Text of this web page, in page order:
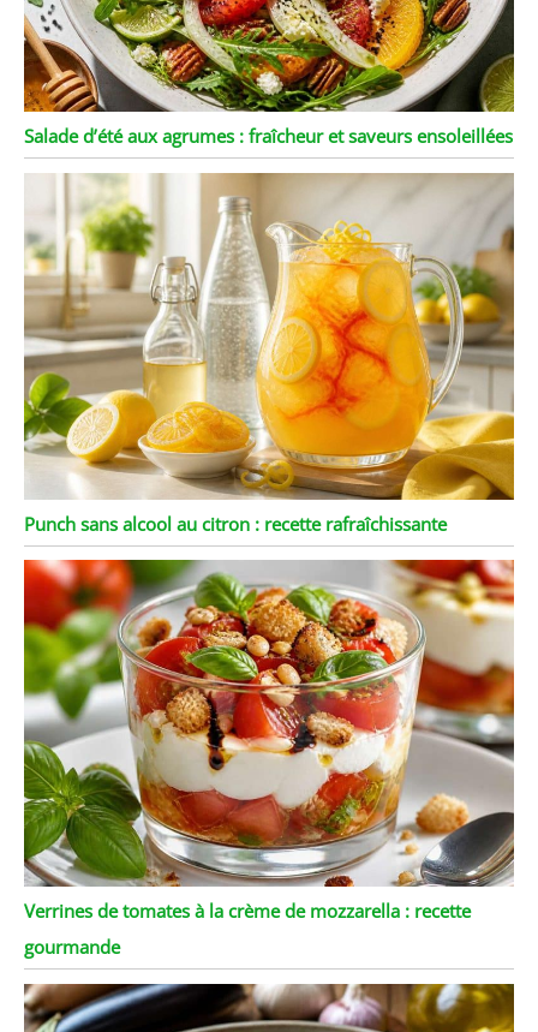
Salade d’été aux agrumes : fraîcheur et saveurs ensoleillées
Punch sans alcool au citron : recette rafraîchissante
Verrines de tomates à la crème de mozzarella : recette
gourmande